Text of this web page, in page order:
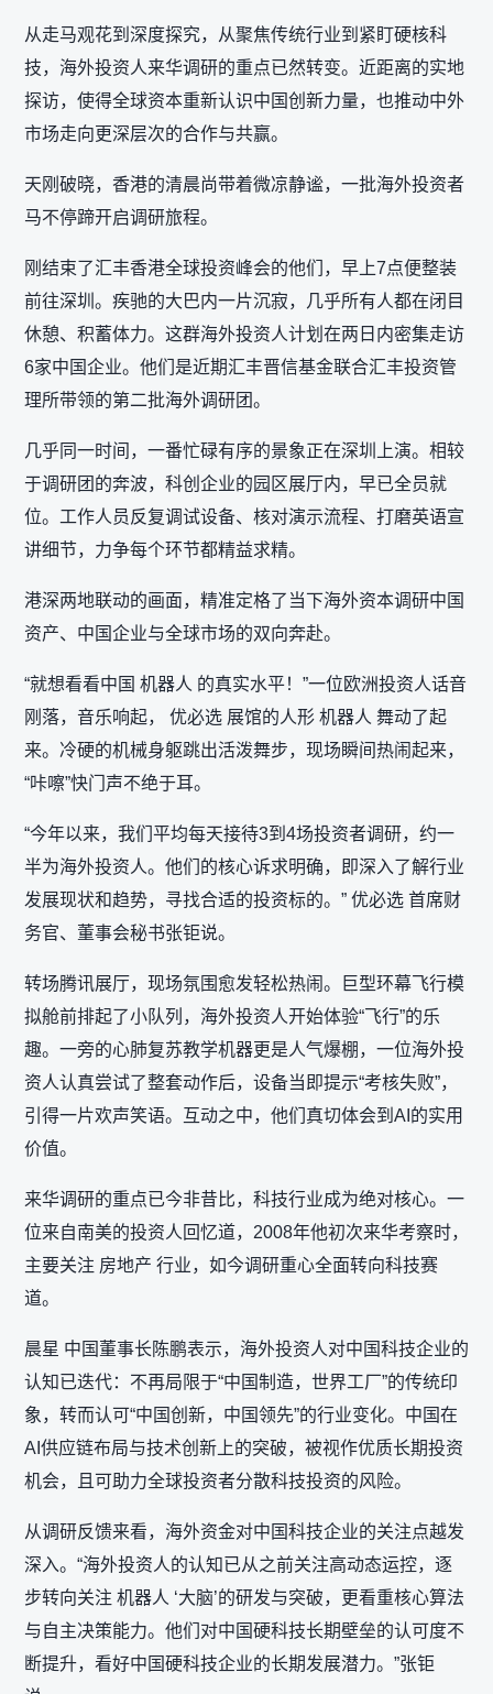
从走马观花到深度探究，从聚焦传统行业到紧盯硬核科
技，海外投资人来华调研的重点已然转变。近距离的实地
探访，使得全球资本重新认识中国创新力量，也推动中外
市场走向更深层次的合作与共赢。
天刚破晓，香港的清晨尚带着微凉静谧，一批海外投资者
马不停蹄开启调研旅程。
刚结束了汇丰香港全球投资峰会的他们，早上7点便整装
前往深圳。疾驰的大巴内一片沉寂，几乎所有人都在闭目
休憩、积蓄体力。这群海外投资人计划在两日内密集走访
6家中国企业。他们是近期汇丰晋信基金联合汇丰投资管
理所带领的第二批海外调研团。
几乎同一时间，一番忙碌有序的景象正在深圳上演。相较
于调研团的奔波，科创企业的园区展厅内，早已全员就
位。工作人员反复调试设备、核对演示流程、打磨英语宣
讲细节，力争每个环节都精益求精。
港深两地联动的画面，精准定格了当下海外资本调研中国
资产、中国企业与全球市场的双向奔赴。
“就想看看中国 机器人 的真实水平！”一位欧洲投资人话音
刚落，音乐响起， 优必选 展馆的人形 机器人 舞动了起
来。冷硬的机械身躯跳出活泼舞步，现场瞬间热闹起来，
“咔嚓”快门声不绝于耳。
“今年以来，我们平均每天接待3到4场投资者调研，约一
半为海外投资人。他们的核心诉求明确，即深入了解行业
发展现状和趋势，寻找合适的投资标的。” 优必选 首席财
务官、董事会秘书张钜说。
转场腾讯展厅，现场氛围愈发轻松热闹。巨型环幕飞行模
拟舱前排起了小队列，海外投资人开始体验“飞行”的乐
趣。一旁的心肺复苏教学机器更是人气爆棚，一位海外投
资人认真尝试了整套动作后，设备当即提示“考核失败”，
引得一片欢声笑语。互动之中，他们真切体会到AI的实用
价值。
来华调研的重点已今非昔比，科技行业成为绝对核心。一
位来自南美的投资人回忆道，2008年他初次来华考察时，
主要关注 房地产 行业，如今调研重心全面转向科技赛
道。
晨星 中国董事长陈鹏表示，海外投资人对中国科技企业的
认知已迭代：不再局限于“中国制造，世界工厂”的传统印
象，转而认可“中国创新，中国领先”的行业变化。中国在
AI供应链布局与技术创新上的突破，被视作优质长期投资
机会，且可助力全球投资者分散科技投资的风险。
从调研反馈来看，海外资金对中国科技企业的关注点越发
深入。“海外投资人的认知已从之前关注高动态运控，逐
步转向关注 机器人 ‘大脑’的研发与突破，更看重核心算法
与自主决策能力。他们对中国硬科技长期壁垒的认可度不
断提升，看好中国硬科技企业的长期发展潜力。”张钜